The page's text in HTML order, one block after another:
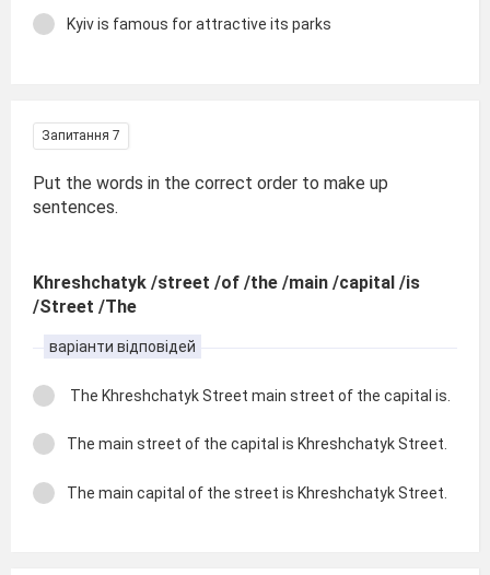
Kyiv is famous for attractive its parks
Запитання 7
Put the words in the correct order to make up
sentences.
Khreshchatyk /street /of /the /main /capital /is
/Street /The
варіанти відповідей
The Khreshchatyk Street main street of the capital is.
The main street of the capital is Khreshchatyk Street.
The main capital of the street is Khreshchatyk Street.